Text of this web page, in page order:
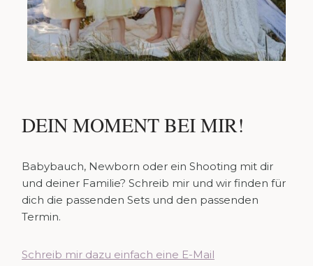
DEIN MOMENT BEI MIR!
Babybauch, Newborn oder ein Shooting mit dir
und deiner Familie? Schreib mir und wir finden für
dich die passenden Sets und den passenden
Termin.
Schreib mir dazu einfach eine E-Mail